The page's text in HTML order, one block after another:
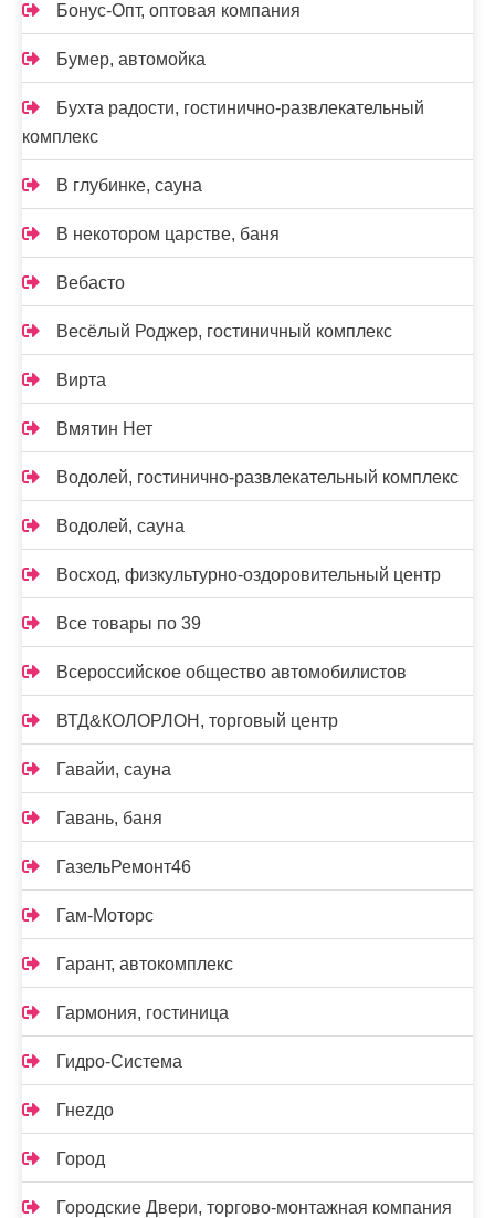
Бонус-Опт, оптовая компания
Бумер, автомойка
Бухта радости, гостинично-развлекательный
комплекс
В глубинке, сауна
В некотором царстве, баня
Вебасто
Весёлый Роджер, гостиничный комплекс
Вирта
Вмятин Нет
Водолей, гостинично-развлекательный комплекс
Водолей, сауна
Восход, физкультурно-оздоровительный центр
Все товары по 39
Всероссийское общество автомобилистов
ВТД&КОЛОРЛОН, торговый центр
Гавайи, сауна
Гавань, баня
ГазельРемонт46
Гам-Моторс
Гарант, автокомплекс
Гармония, гостиница
Гидро-Система
Гнеzдо
Город
Городские Двери, торгово-монтажная компания